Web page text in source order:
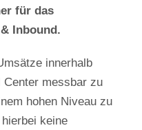
für das
Inbound.
innerhalb
messbar zu
hohen Niveau zu
keine